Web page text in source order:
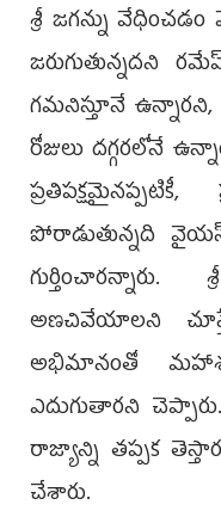
శ్రీ జగన్ను
జరుగు‌తున్నదని
గమనిస్తూనే
రోజులు దగ్గరలోనే
పోరాడుతున్నది
అణచివేయాలని
అభిమానంతో
ఎదుగుతారని
రాజ్యాన్ని తప్పక
చేశారు.